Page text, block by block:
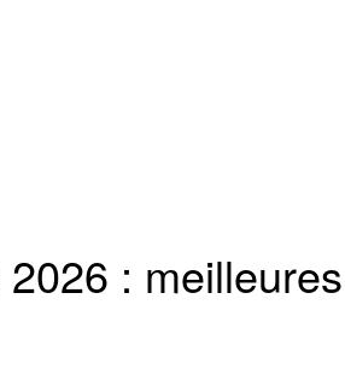
: meilleures